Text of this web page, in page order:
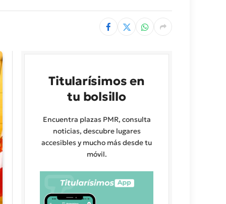
Titularísimos en
tu bolsillo
Encuentra plazas PMR, consulta
noticias, descubre lugares
accesibles y mucho más desde tu
móvil.